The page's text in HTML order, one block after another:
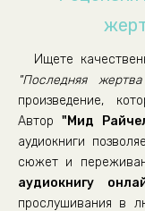
Глава 11. Часть 2.
Глава 12. Часть 1.
Глава 12. Часть 2.
Глава 13.
Глава 15. Часть 1.
Ищете
"Последняя
произведение,
Автор"Мид
аудиокниги
сюжет и
аудиокнигу
прослушивания в